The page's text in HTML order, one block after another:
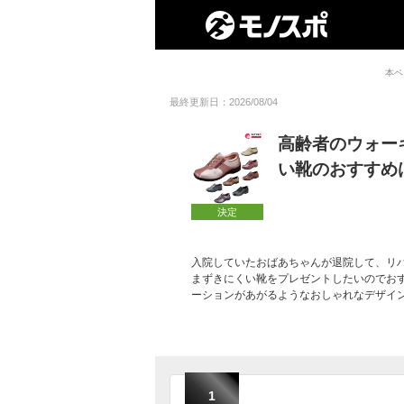
本
最終更新日：2026/08/04
決定
高齢者のウォー
い靴のおすす
入院していたおばあちゃんが退院して、
まずきにくい靴をプレゼントしたいので
ーションがあがるようなおしゃれなデザイ
1